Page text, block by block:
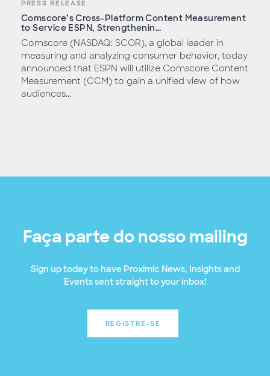
PRESS RELEASE
Comscore’s Cross-Platform Content Measurement
to Service ESPN, Strengthenin...
Comscore (NASDAQ: SCOR), a global leader in
measuring and analyzing consumer behavior, today
announced that ESPN will utilize Comscore Content
Measurement (CCM) to gain a unified view of how
audiences...
Faça parte do nosso mailing
Sign up today to have Proximic News, Insights and
Events sent straight to your inbox!
REGISTRE-SE